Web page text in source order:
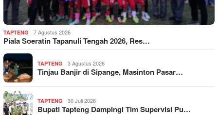
TAPTENG 7 Agustus 2026
Piala Soeratin Tapanuli Tengah 2026, Res…
TAPTENG 3 Agustus 2026
Tinjau Banjir di Sipange, Masinton Pasar…
TAPTENG 30 Juli 2026
Bupati Tapteng Dampingi Tim Supervisi Pu…